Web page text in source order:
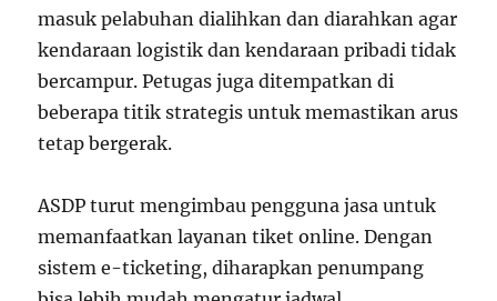
masuk pelabuhan dialihkan dan diarahkan agar
kendaraan logistik dan kendaraan pribadi tidak
bercampur. Petugas juga ditempatkan di
beberapa titik strategis untuk memastikan arus
tetap bergerak.
ASDP turut mengimbau pengguna jasa untuk
memanfaatkan layanan tiket online. Dengan
sistem e-ticketing, diharapkan penumpang